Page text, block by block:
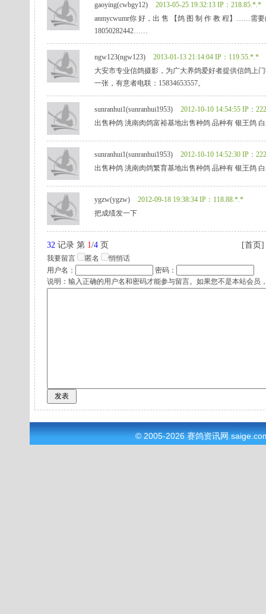
gaoying(cwbgy12) 2013-05-25 19:32:13 IP：218.85.*.*
anmycwumr你 好，出 售 【鸽 图 制 作 教 程】……需
18050282442……
ngw123(ngw123) 2013-01-13 21:14:04 IP：119.55.*.*
大安市专业信鸽摄影，为广大养鸽爱好者提供信鸽上
一张，有意者电联：15834653557。
sunranhui1(sunranhui1953) 2012-10-10 14:54:55 IP：
出售种鸽 洮南肉鸽富裕基地出售种鸽 品种有 银王鸽
sunranhui1(sunranhui1953) 2012-10-10 14:52:30 IP：
出售种鸽 洮南肉鸽繁育基地出售种鸽 品种有 银王鸽
ygzw(ygzw) 2012-09-18 19:38:34 IP：118.88.*.*
把成绩发一下
32 记录 第 1/4 页 [首页]
我要留言 匿名
悄悄话
用户名：
密码：
说明：输入正确的用户名和密码才能参与留言。如果您不是本站会员
© 2005-2026 赛鸽资讯网